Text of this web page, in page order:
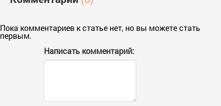
Пока комментариев к статье нет, но вы можете стать
первым.
Написать комментарий: